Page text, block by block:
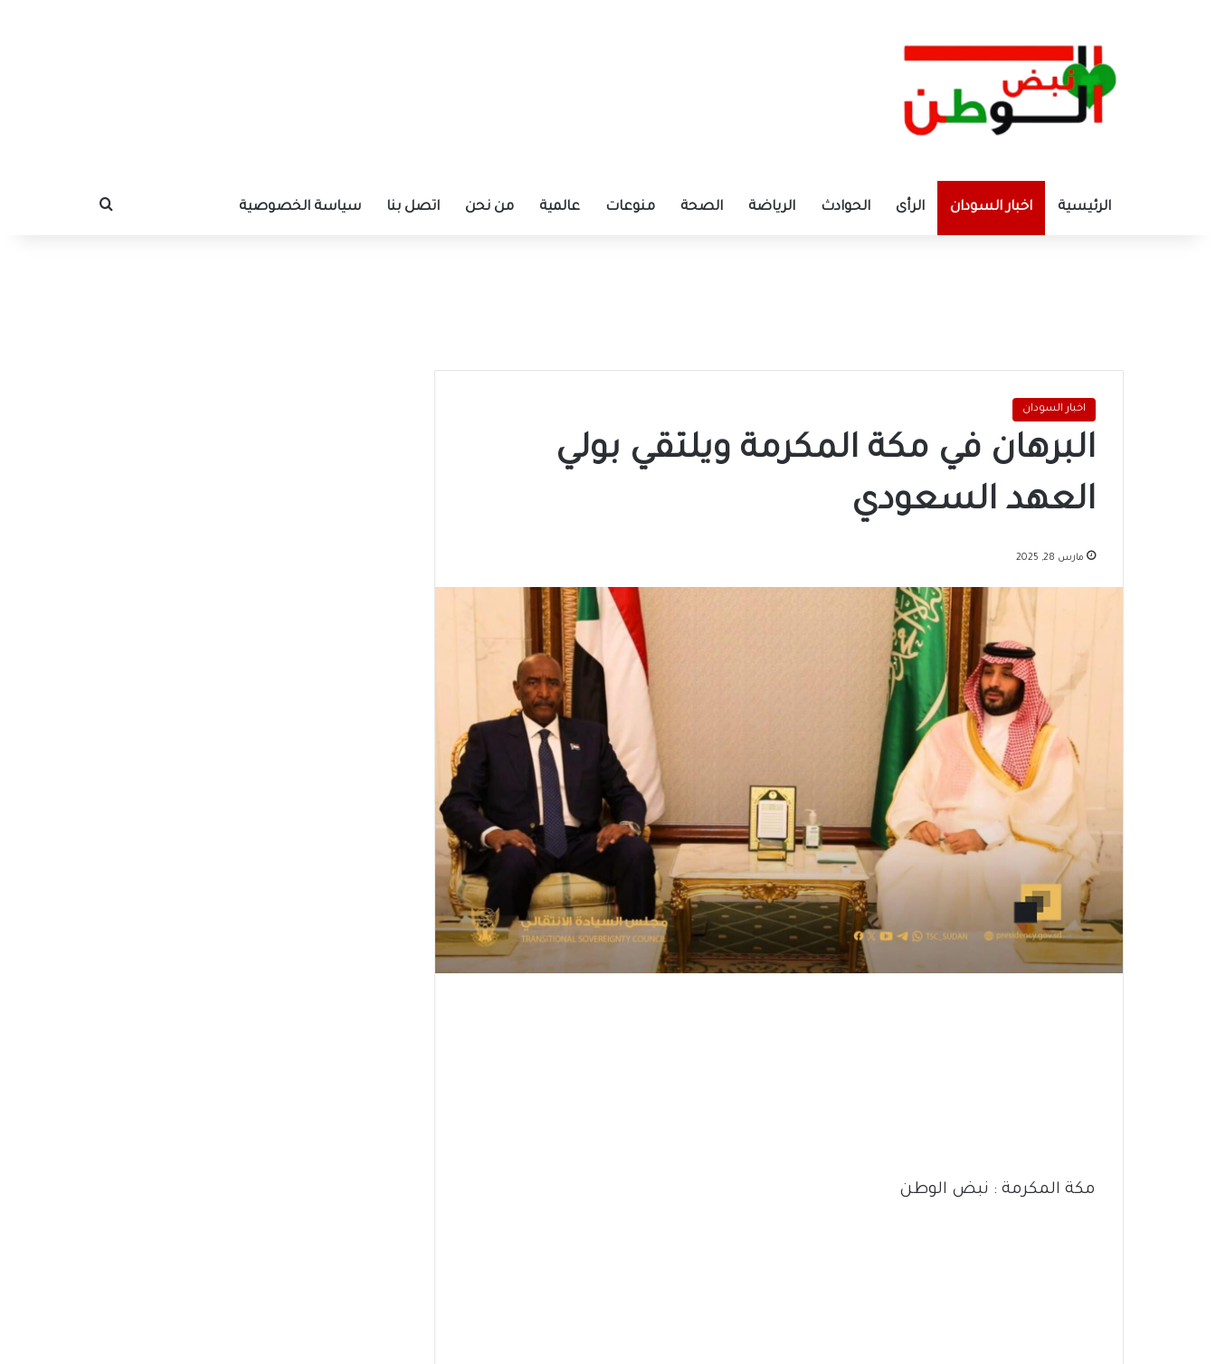
الرئيسية اخبار السودان الرأى الحوادث الرياضة الصحة منوعات عالمية من نحن اتصل بنا سياسة الخصوصية بحث عن
اخبار السودان
البرهان في مكة المكرمة ويلتقي بولي
العهد السعودي
مارس 28, 2025
مكة المكرمة : نبض الوطن